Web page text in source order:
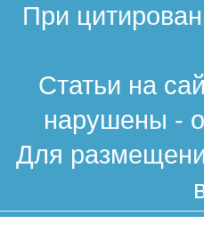
При
Статьи на
нарушены -
Для